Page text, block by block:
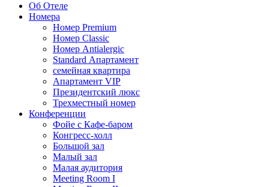
Oб Отеле
Номера
Номер Premium
Номер Classic
Номер Antialergic
Standard Апартамент
семейная квартира
Апартамент VIP
Президентский люкс
Трехместный номер
Конференции
Фойе с Кафе-баром
Конгресс-холл
Большой зал
Малый зал
Малая аудитория
Meeting Room I